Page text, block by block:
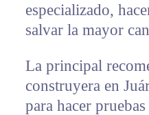
especializado,
salvar la mayor
La principal
construyera en
para hacer